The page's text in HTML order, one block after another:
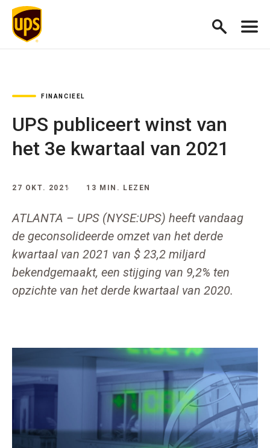
FINANCIEEL
UPS publiceert winst van
het 3e kwartaal van 2021
27 OKT. 2021 13 MIN. LEZEN
ATLANTA – UPS (NYSE:UPS) heeft vandaag
de geconsolideerde omzet van het derde
kwartaal van 2021 van $ 23,2 miljard
bekendgemaakt, een stijging van 9,2% ten
opzichte van het derde kwartaal van 2020.